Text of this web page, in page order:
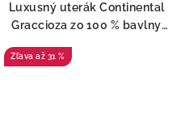
Luxusný uterák Continental
Graccioza zo 100 % bavlny
až 31 %